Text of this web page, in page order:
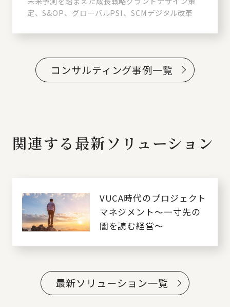
定、S&OP、グローバルPSI、SCMデジタル改革
コンサルティング事例一覧
関連する最新ソリューション
VUCA時代のプロジェクト
マネジメント～一寸先の
闇を読む経営～
最新ソリューション一覧